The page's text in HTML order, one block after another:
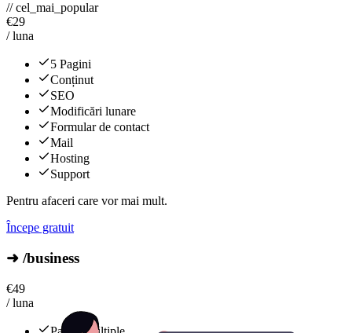
// cel_mai_popular
€29
/ luna
5 Pagini
Conținut
SEO
Modificări lunare
Formular de contact
Mail
Hosting
Support
Pentru afaceri care vor mai mult.
Începe gratuit
➜ /business
€49
/ luna